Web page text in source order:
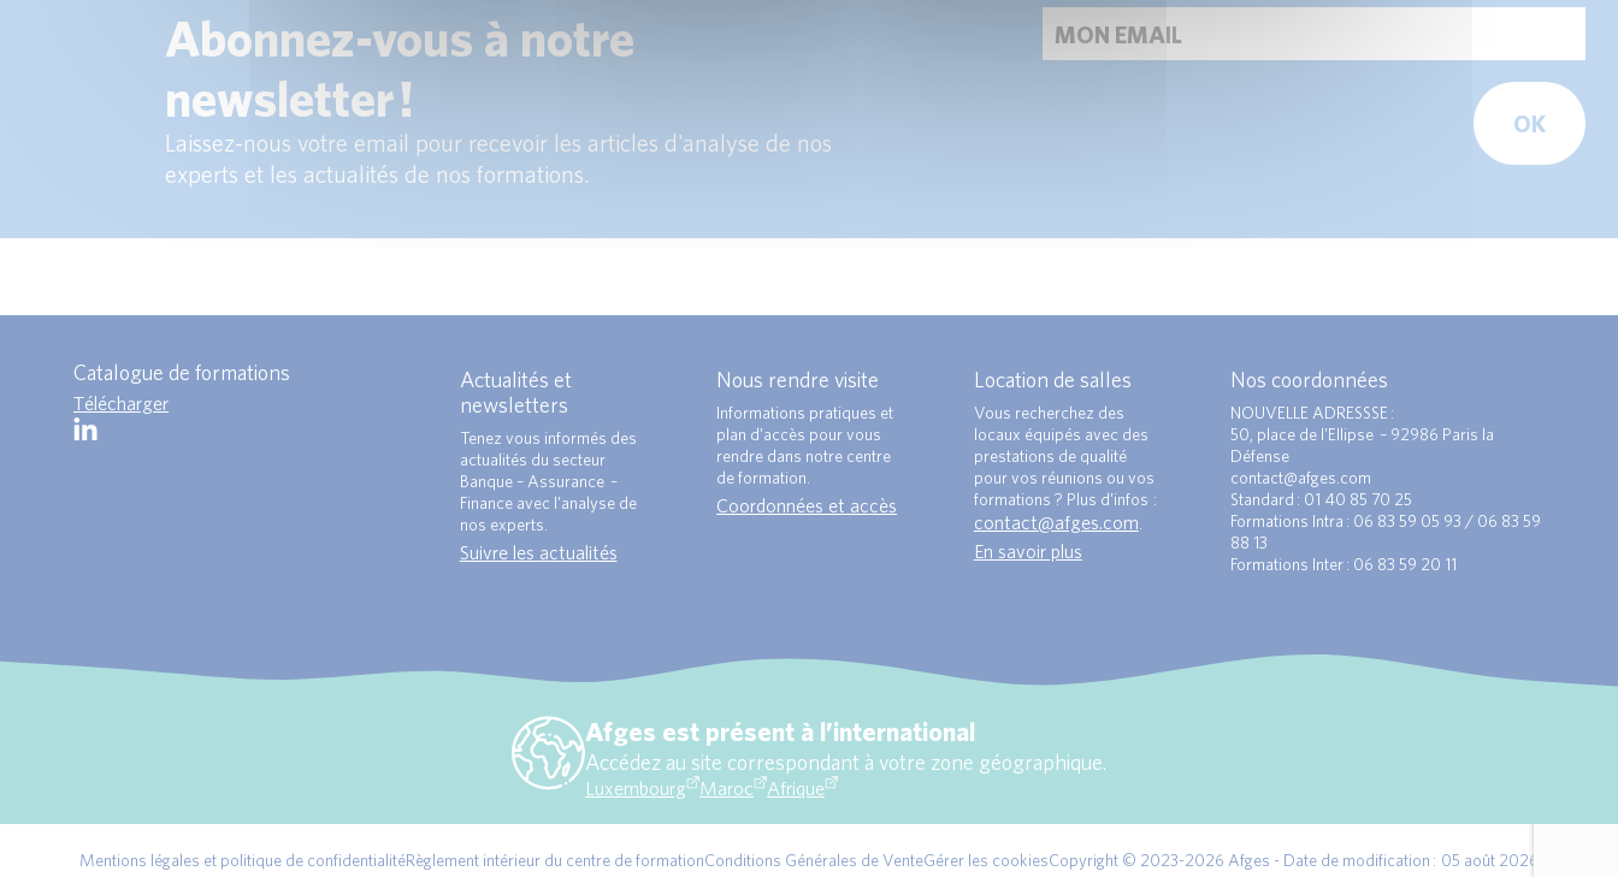
Abonnez-vous à notre
newsletter !
Laissez-nous votre email pour recevoir les articles d'analyse de nos
experts et les actualités de nos formations.
OK
Catalogue de formations
Télécharger
Actualités et
newsletters
Tenez vous informés des
actualités du secteur
Banque – Assurance –
Finance avec l’analyse de
nos experts.
Suivre les actualités
Nous rendre visite
Informations pratiques et
plan d’accès pour vous
rendre dans notre centre
de formation.
Coordonnées et accès
Location de salles
Vous recherchez des
locaux équipés avec des
prestations de qualité
pour vos réunions ou vos
formations ? Plus d’infos :
contact@afges.com
En savoir plus
Nos coordonnées
NOUVELLE ADRESSSE :
50, place de l’Ellipse – 92986 Paris la
Défense
contact@afges.com
Standard : 01 40 85 70 25
Formations Intra : 06 83 59 05 93 / 06 83 59
88 13
Formations Inter : 06 83 59 20 11
Afges est présent à l’international
Accédez au site correspondant à votre zone géographique.
Luxembourg Maroc Afrique
Mentions légales et politique de confidentialitéRèglement intérieur du centre de formationConditions Générales de VenteGérer les cookiesCopyright © 2023-2026 Afges - Date de modification : 05 août 2026